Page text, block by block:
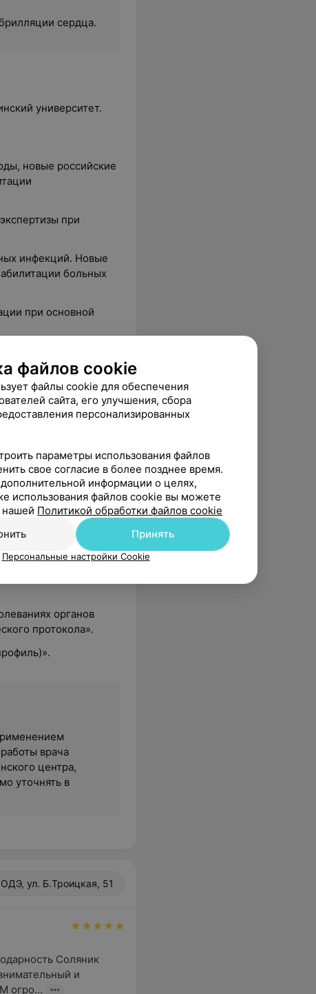
сердца.
университет.
новые российские
при
инфекций. Новые
больных
при основной
расстройств
по специальности
терапевтических
органов
органов
протокола».
врача
центра,
уточнять в
ул. Б.Троицкая, 51
Соляник
и
огро...
файлов cookie
файлы cookie для обеспечения
сайта, его улучшения, сбора
персонализированных
параметры использования файлов
свое согласие в более позднее время.
информации о целях,
использования файлов cookie вы можете
нашей Политикой обработки файлов cookie
Принять
Персональные настройки Cookie